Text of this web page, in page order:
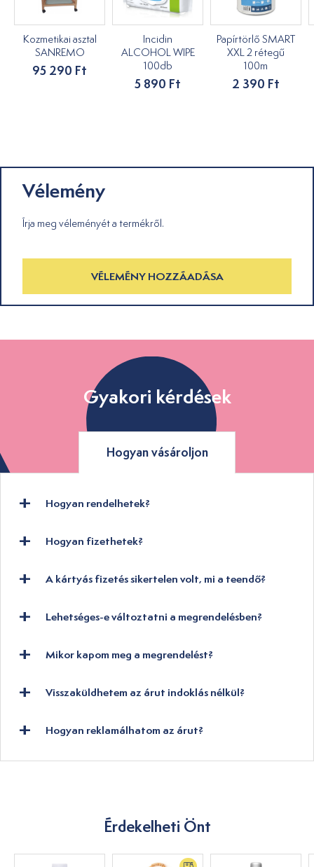
Kozmetikai asztal
SANREMO
95 290 Ft
Incidin
ALCOHOL WIPE
100db
5 890 Ft
Papírtörlő SMART
XXL 2 rétegű
100m
2 390 Ft
Vélemény
Írja meg véleményét a termékről.
VÉLEMÉNY HOZZÁADÁSA
Gyakori kérdések
Hogyan vásároljon
Hogyan rendelhetek?
Hogyan fizethetek?
A kártyás fizetés sikertelen volt, mi a teendő?
Lehetséges-e változtatni a megrendelésben?
Mikor kapom meg a megrendelést?
Visszaküldhetem az árut indoklás nélkül?
Hogyan reklamálhatom az árut?
Érdekelheti Önt